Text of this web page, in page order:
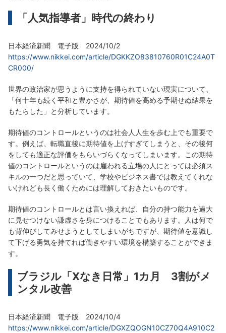
「人気指導者」時代の終わり
日本経済新聞 電子版 2024/10/2
https://www.nikkei.com/article/DGKKZO83810760R01C24A0T
CR000/
世界の政治家が思うように支持を得られていない現実について、
「何十年も続く平和と豊かさが、期待値を高める予期せぬ結果を
もたらした」と分析しています。
期待値のコントロールというのは社会人人生を歩む上でも重要で
す。例えば、転職直後に期待値を上げすぎてしまうと、その後何
をしても適正な評価をもらいづらくなってしまいます。この期待
値のコントロールというのは雇われる立場の人にとっては必須ス
キルの一つだと思っていて、学校やビジネス書では教えてくれな
いけれども長く働くためには理解しておきたいものです。
期待値のコントロールとは言い換えれば、自分の持つ能力を過大
に見せつけない謙虚さを身につけることでもあります。人は何で
も背伸びしてみせようとしてしまいがちですが、期待値を意識し
て下げる勇気を持てれば働きやすい環境を構築することができま
す。
ブラジル「Xなき日常」1カ月 3割がメ
ンタル改善
日本経済新聞 電子版 2024/10/4
https://www.nikkei.com/article/DGXZQOGN10CZ70Q4A910C2